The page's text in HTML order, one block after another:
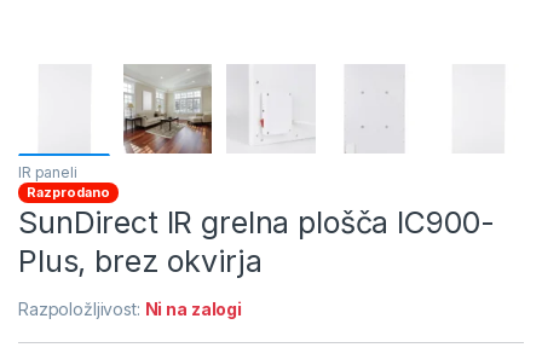
IR paneli
Razprodano
SunDirect IR grelna plošča IC900-
Plus, brez okvirja
Razpoložljivost: Ni na zalogi